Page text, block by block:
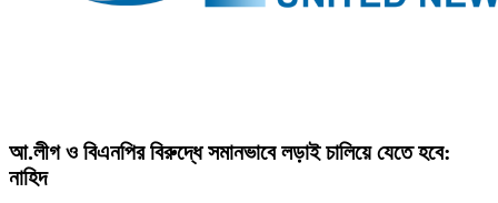
আ.লীগ ও বিএনপির বিরুদ্ধে সমানভাবে লড়াই চালিয়ে যেতে হবে:
নাহিদ